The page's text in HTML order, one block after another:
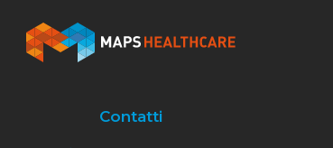
Contatti